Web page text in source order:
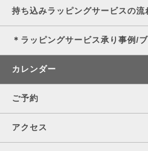
持ち込みラッピングサービスの流
＊ラッピングサービス承り事例/
カレンダー
ご予約
アクセス